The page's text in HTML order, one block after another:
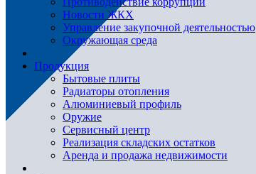
Новости ЖКХ
Управление закупочной деятельностью
Окружающая среда
Продукция
Бытовые плиты
Радиаторы отопления
Алюминиевый профиль
Оружие
Сервисный центр
Реализация складских остатков
Аренда и продажа недвижимости